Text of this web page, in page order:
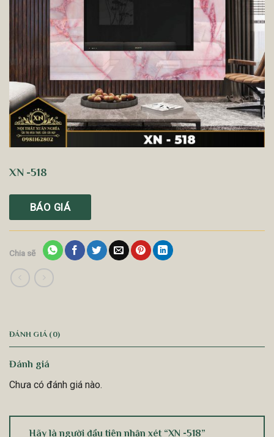
XN -518
BÁO GIÁ
Chia sẽ
ĐÁNH GIÁ (0)
Đánh giá
Chưa có đánh giá nào.
Hãy là người đầu tiên nhận xét “XN -518”